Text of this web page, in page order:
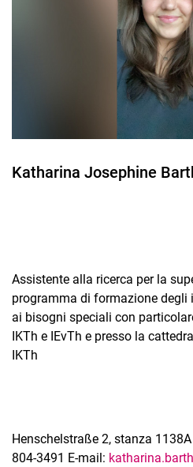
Katharina Josephine
Assistente alla ricerca per la
programma di formazione degli
ai bisogni speciali con
IKTh e IEvTh e presso la
IKTh
Henschelstraße 2, stanza
804-3491 E-mail: